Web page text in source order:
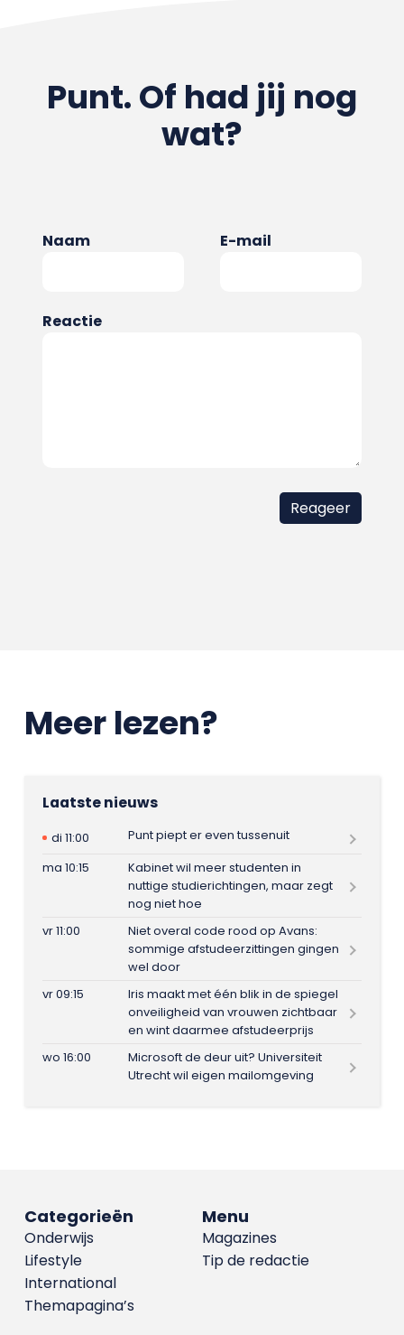
Punt. Of had jij nog
wat?
Naam E-mail
Reactie
Meer lezen?
Laatste nieuws
di 11:00
Punt piept er even tussenuit
ma 10:15
Kabinet wil meer studenten in
nuttige studierichtingen, maar zegt
nog niet hoe
vr 11:00
Niet overal code rood op Avans:
sommige afstudeerzittingen gingen
wel door
vr 09:15
Iris maakt met één blik in de spiegel
onveiligheid van vrouwen zichtbaar
en wint daarmee afstudeerprijs
wo 16:00
Microsoft de deur uit? Universiteit
Utrecht wil eigen mailomgeving
Menu
Magazines
Tip de redactie
Categorieën
Onderwijs
Lifestyle
International
Themapagina’s